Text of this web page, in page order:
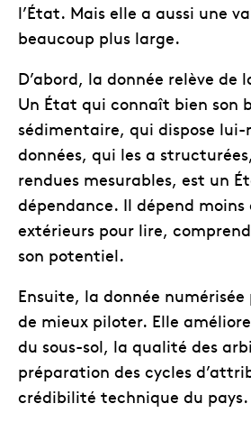
l’État. Mais elle a aussi une
beaucoup plus large.
D’abord, la donnée relève de
Un État qui connaît bien son
sédimentaire, qui dispose lui-
données, qui les a
rendues mesurables, est un
dépendance. Il dépend
extérieurs pour lire,
son potentiel.
Ensuite, la donnée
de mieux piloter. Elle
du sous-sol, la qualité des
préparation des cycles
crédibilité technique du pays.